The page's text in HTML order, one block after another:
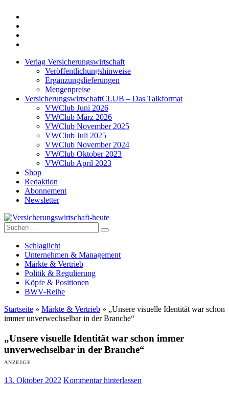
Verlag Versicherungswirtschaft
Veröffentlichungshinweise
Ergänzungslieferungen
Mengenpreise
VersicherungswirtschaftCLUB – Das Talkformat
VWClub Juni 2026
VWClub März 2026
VWClub November 2025
VWClub Juli 2025
VWClub November 2024
VWClub Oktober 2023
VWClub April 2023
Shop
Redaktion
Abonnement
Newsletter
Versicherungswirtschaft-heute
Suche
nach:
Schlaglicht
Unternehmen & Management
Märkte & Vertrieb
Politik & Regulierung
Köpfe & Positionen
BWV-Reihe
Startseite » Märkte & Vertrieb » „Unsere visuelle Identität war schon
immer unverwechselbar in der Branche“
„Unsere visuelle Identität war schon immer
unverwechselbar in der Branche“
ANZEIGE
13. Oktober 2022 Kommentar hinterlassen